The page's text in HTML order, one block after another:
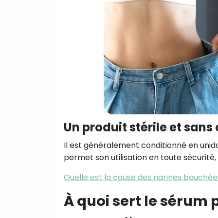
Un produit stérile et
Il est généralement conditionné en
permet son utilisation en toute
Quelle est la cause des narines
À quoi sert le sérum